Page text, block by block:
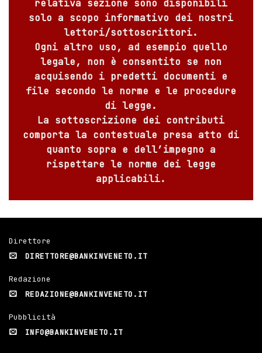
relativa sezione sono disponibili
solo a scopo informativo dei nostri
lettori/sottoscrittori.
Ogni altro uso, ad esempio quello
legale, non è consentito se non
acquisendo i predetti documenti e
file secondo le norme e le procedure
di legge.
La sottoscrizione dei contributi
comporta la contestuale presa atto di
quanto sopra e dell’impegno a
rispettare le norme dei legge
applicabili.
Direttore
DIRETTORE@BANKINVENETO.IT
Redazione
REDAZIONE@BANKINVENETO.IT
Pubblicità
INFO@BANKINVENETO.IT